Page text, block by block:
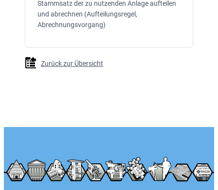
Stammsatz der zu nutzenden Anlage aufteilen
und abrechnen (Aufteilungsregel,
Abrechnungsvorgang)
Zurück zur Übersicht